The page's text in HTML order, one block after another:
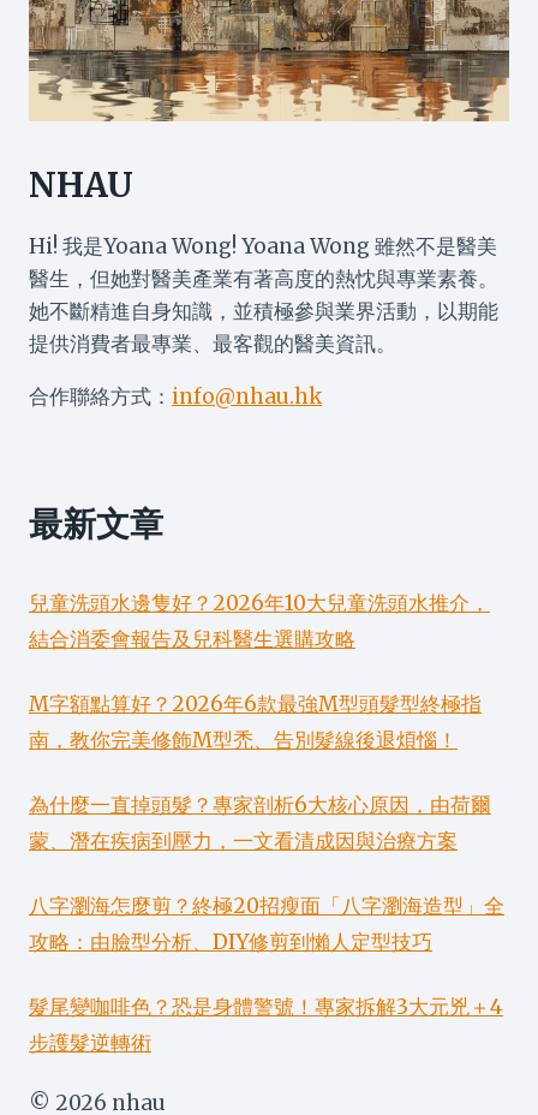
NHAU
Hi! 我是Yoana Wong! Yoana Wong 雖然不是醫美
醫生，但她對醫美產業有著高度的熱忱與專業素養。
她不斷精進自身知識，並積極參與業界活動，以期能
提供消費者最專業、最客觀的醫美資訊。
合作聯絡方式： info@nhau.hk
最新文章
兒童洗頭水邊隻好？2026年10大兒童洗頭水推介，
結合消委會報告及兒科醫生選購攻略
M字額點算好？2026年6款最強M型頭髮型終極指
南，教你完美修飾M型禿、告別髮線後退煩惱！
為什麼一直掉頭髮？專家剖析6大核心原因，由荷爾
蒙、潛在疾病到壓力，一文看清成因與治療方案
八字瀏海怎麼剪？終極20招瘦面「八字瀏海造型」全
攻略：由臉型分析、DIY修剪到懶人定型技巧
髮尾變咖啡色？恐是身體警號！專家拆解3大元兇＋4
步護髮逆轉術
© 2026 nhau